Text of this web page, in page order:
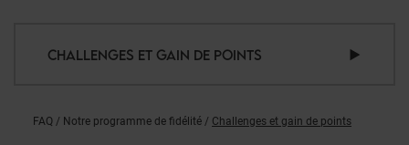
CHALLENGES ET GAIN DE POINTS
FAQ / Notre programme de fidélité / Challenges et gain de points